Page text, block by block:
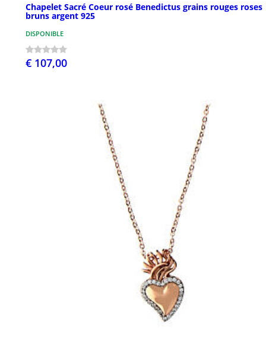
Chapelet Sacré Coeur rosé Benedictus grains rouges roses
bruns argent 925
DISPONIBLE
€ 107,00